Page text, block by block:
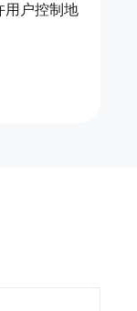
用户控制地